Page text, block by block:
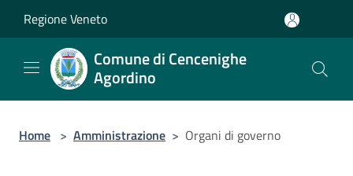
Regione Veneto
Comune di Cencenighe
Agordino
Home > Amministrazione > Organi di governo